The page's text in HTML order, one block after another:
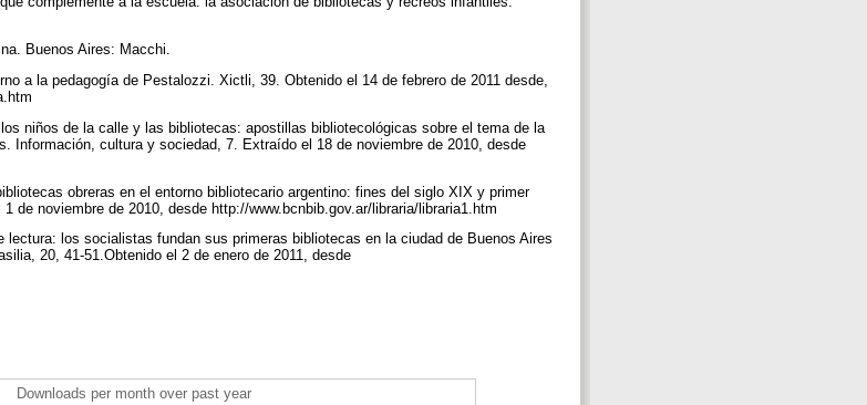
Buenos Aires: Macchi.
a la pedagogía de Pestalozzi. Xictli, 39. Obtenido el 14 de febrero de 2011 desde,
niños de la calle y las bibliotecas: apostillas bibliotecológicas sobre el tema de la
Información, cultura y sociedad, 7. Extraído el 18 de noviembre de 2010, desde
obreras en el entorno bibliotecario argentino: fines del siglo XIX y primer
de noviembre de 2010, desde http://www.bcnbib.gov.ar/libraria/libraria1.htm
los socialistas fundan sus primeras bibliotecas en la ciudad de Buenos Aires
20, 41-51.Obtenido el 2 de enero de 2011, desde
Downloads per month over past year